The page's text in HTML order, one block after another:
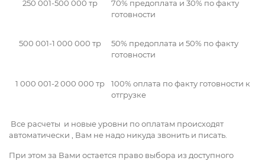
250 001-500 000 тр
70% предоплата и 30% по факту
готовности
500 001-1 000 000 тр
50% предоплата и 50% по факту
готовности
1 000 001-2 000 000 тр
100% оплата по факту готовности к
отгрузке
Все расчеты и новые уровни по оплатам происходят
автоматически , Вам не надо никуда звонить и писать.
При этом за Вами остается право выбора из доступного